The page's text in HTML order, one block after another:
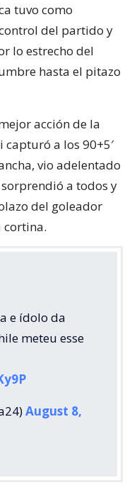
tuvo como
del partido y
lo estrecho del
hasta el pitazo
acción de la
capturó a los 90+5′
vio adelentado
a todos y
del goleador
cortina.
e ídolo da
meteu esse
August 8,